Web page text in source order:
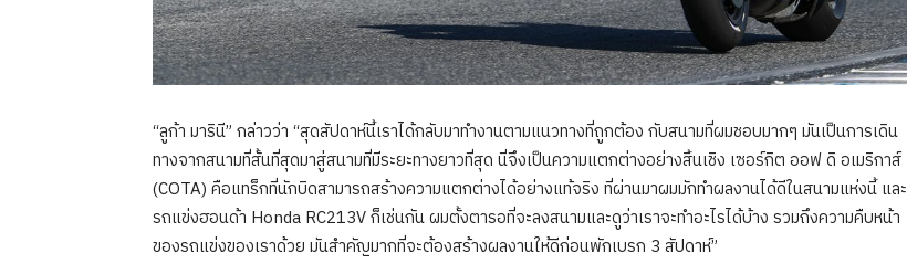
“ลูก้า มารินี” กล่าวว่า “สุดสัปดาห์นี้เราได้กลับมาทำงานตามแนวทางที่ถูกต้อง กับสนามที่ผมชอบมากๆ มันเป็นการเดิน
ทางจากสนามที่สั้นที่สุดมาสู่สนามที่มีระยะทางยาวที่สุด นี่จึงเป็นความแตกต่างอย่างสิ้นเชิง เซอร์กิต ออฟ ดิ อเมริกาส์
(COTA) คือแทร็กที่นักบิดสามารถสร้างความแตกต่างได้อย่างแท้จริง ที่ผ่านมาผมมักทำผลงานได้ดีในสนามแห่งนี้ และ
รถแข่งฮอนด้า Honda RC213V ก็เช่นกัน ผมตั้งตารอที่จะลงสนามและดูว่าเราจะทำอะไรได้บ้าง รวมถึงความคืบหน้า
ของรถแข่งของเราด้วย มันสำคัญมากที่จะต้องสร้างผลงานให้ดีก่อนพักเบรก 3 สัปดาห์”